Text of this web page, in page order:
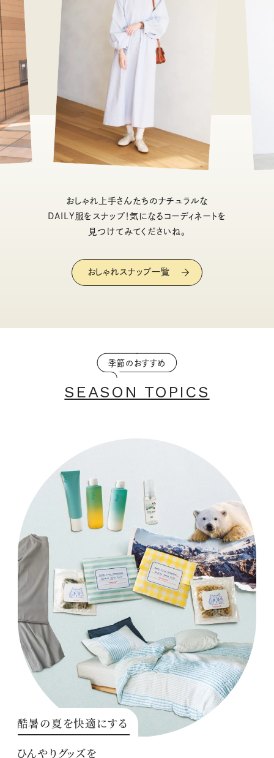
おしゃれ上手さんたちのナチュラルな
DAILY服をスナップ！気になるコーディネートを
見つけてみてくださいね。
おしゃれスナップ一覧
季節のおすすめ
SEASON TOPICS
酷暑の夏を快適にする
ひんやりグッズを